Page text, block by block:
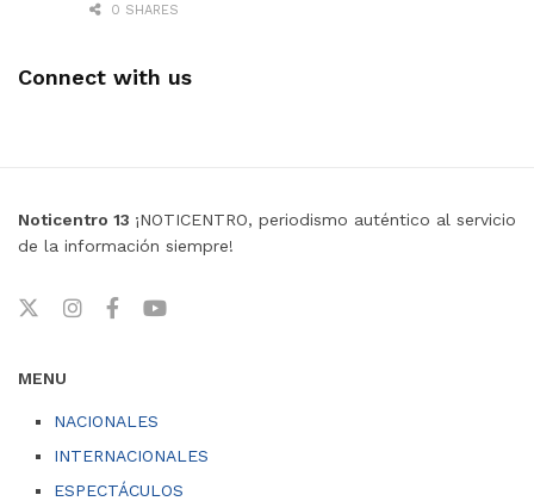
0 SHARES
Connect with us
Noticentro 13 ¡NOTICENTRO, periodismo auténtico al servicio
de la información siempre!
MENU
NACIONALES
INTERNACIONALES
ESPECTÁCULOS